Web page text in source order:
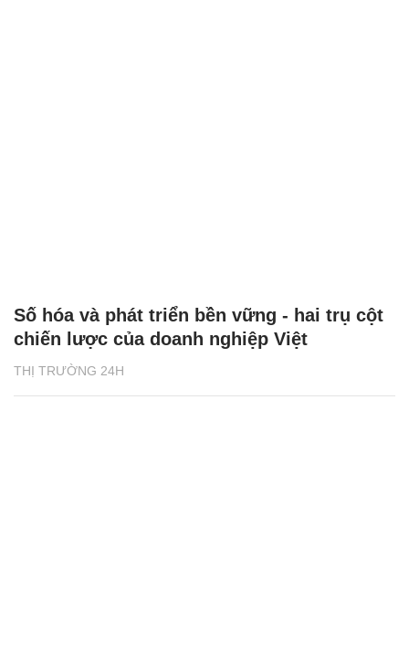
THỊ TRƯỜNG 24H
Số hóa và phát triển bền vững - hai trụ cột
chiến lược của doanh nghiệp Việt